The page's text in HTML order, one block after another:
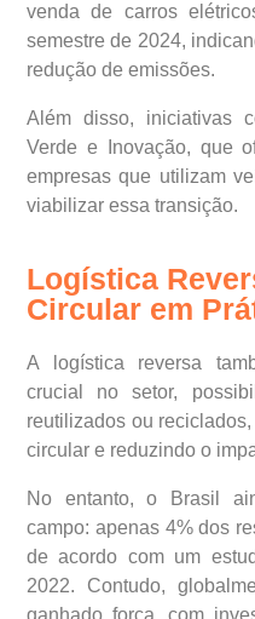
venda de carros
semestre de 2024,
redução de emissões.
Além disso, iniciativas
Verde e Inovação, que
empresas que utilizam
viabilizar essa transição.
Logística
Circular em
A logística reversa
crucial no setor,
reutilizados ou
circular e reduzindo o
No entanto, o Brasil
campo: apenas 4% dos
de acordo com um
2022. Contudo,
ganhado força, com